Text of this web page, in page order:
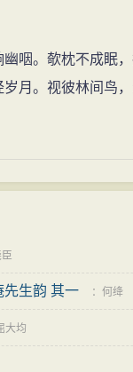
咽。欹枕不成眠，
月。视彼林间鸟，
先生韵 其一 ：何绛
大均